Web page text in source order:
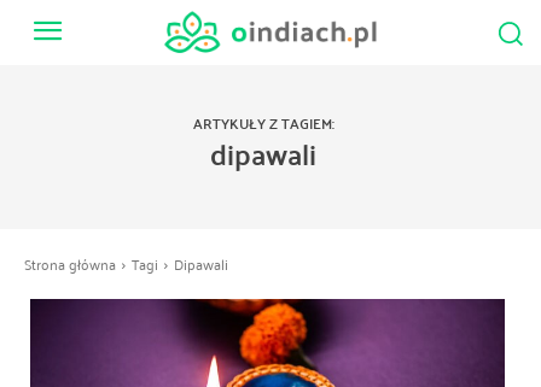
ARTYKUŁY Z TAGIEM:
dipawali
Strona główna Tagi Dipawali